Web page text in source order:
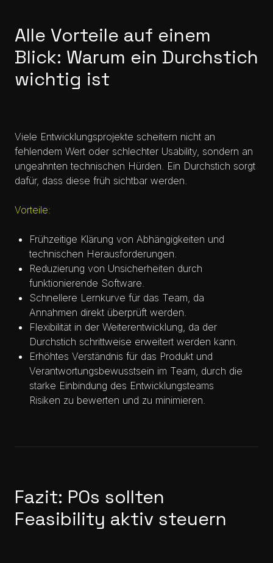
Alle Vorteile auf einem
Blick: Warum ein Durchstich
wichtig ist
Viele Entwicklungsprojekte scheitern nicht an
fehlendem Wert oder schlechter Usability, sondern an
ungeahnten technischen Hürden. Ein Durchstich sorgt
dafür, dass diese früh sichtbar werden.
Vorteile:
Frühzeitige Klärung von Abhängigkeiten und
technischen Herausforderungen.
Reduzierung von Unsicherheiten durch
funktionierende Software.
Schnellere Lernkurve für das Team, da
Annahmen direkt überprüft werden.
Flexibilität in der Weiterentwicklung, da der
Durchstich schrittweise erweitert werden kann.
Erhöhtes Verständnis für das Produkt und
Verantwortungsbewusstsein im Team, durch die
starke Einbindung des Entwicklungsteams
Risiken zu bewerten und zu minimieren.
Fazit: POs sollten
Feasibility aktiv steuern